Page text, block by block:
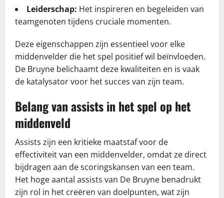
Leiderschap: Het inspireren en begeleiden van
teamgenoten tijdens cruciale momenten.
Deze eigenschappen zijn essentieel voor elke
middenvelder die het spel positief wil beïnvloeden.
De Bruyne belichaamt deze kwaliteiten en is vaak
de katalysator voor het succes van zijn team.
Belang van assists in het spel op het
middenveld
Assists zijn een kritieke maatstaf voor de
effectiviteit van een middenvelder, omdat ze direct
bijdragen aan de scoringskansen van een team.
Het hoge aantal assists van De Bruyne benadrukt
zijn rol in het creëren van doelpunten, wat zijn